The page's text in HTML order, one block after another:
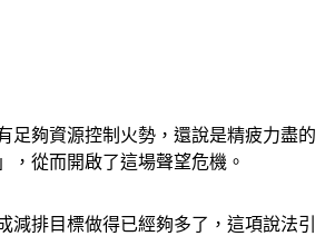
足夠資源控制火勢，還說是精疲力盡的
，從而開啟了這場聲望危機。
減排目標做得已經夠多了，這項說法引